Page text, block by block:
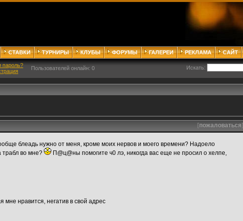
СТАВКИ ТУРНИРЫ КЛУБЫ ФОРУМЫ ГАЛЕРЕИ РЕКЛАМА САЙТ
пароль?
Пользователей онлайн: 0 Искать:
[пожаловаться]
блеадь нужно от меня, кроме моих нервов и моего времени? Надоело
трабл во мне?
П@ц@ны помогите ч0 лэ, никогда вас еще не просил о хелпе,
мне нравится, негатив в свой адрес